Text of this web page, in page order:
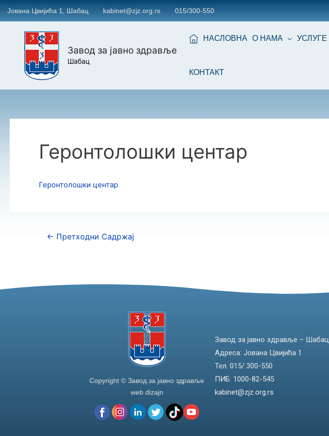
Јована Цвијића 1, Шабац kabinet@zjz.org.rs 015/300-550
Завод за јавно здравље
Шабац
НАСЛОВНА О НАМА УСЛУГЕ
КОНТАКТ
Геронтолошки центар
Геронтолошки центар
← Претходни Садржај
Copyright © Завод за јавно здравље
web dizajn
Завод за јавно здравље – Шабац
Адреса: Јована Цвијића 1
Тел. 015/ 300-550
ПИБ: 1000-82-545
kabinet@zjz.org.rs